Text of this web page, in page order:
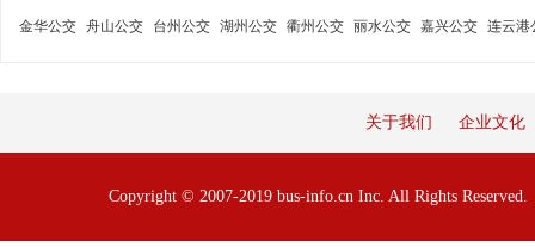
金华公交 舟山公交 台州公交 湖州公交 衢州公交 丽水公交 嘉兴公交 连云港
关于我们 企业文化
Copyright © 2007-2019 bus-info.cn Inc. All Rights